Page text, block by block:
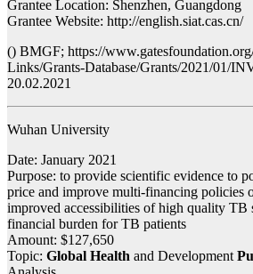
Grantee Location: Shenzhen, Guangdong
Grantee Website: http://english.siat.cas.cn/
() BMGF; https://
Links/Grants-Database/Grants/2021/01/
20.02.2021
Wuhan University
Date: January 2021
Purpose: to provide scientific evidence to
price and improve multi-financing policies
improved accessibilities of high quality TB
financial burden for TB patients
Amount: $127,650
Topic: Global Health and Development